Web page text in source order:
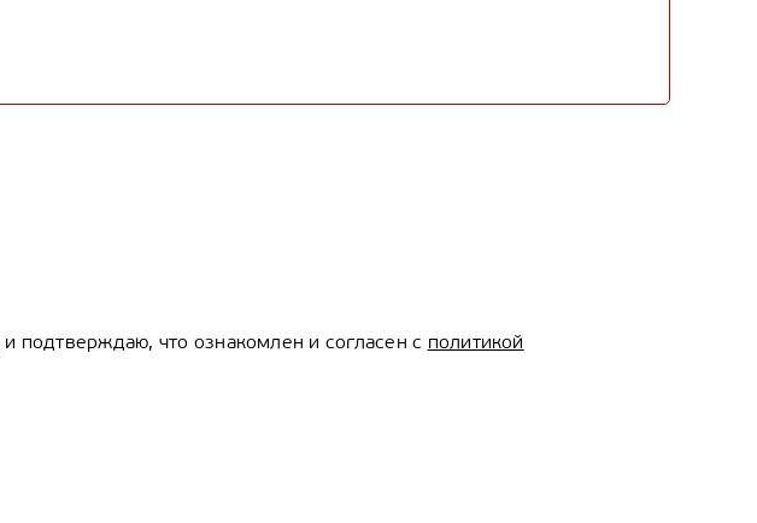
и подтверждаю, что ознакомлен и согласен с политикой